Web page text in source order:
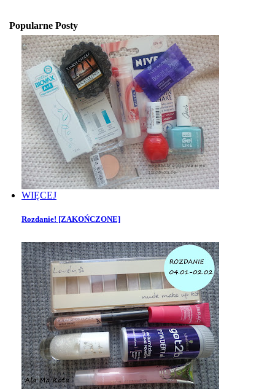
Popularne Posty
WIĘCEJ
Rozdanie! [ZAKOŃCZONE]